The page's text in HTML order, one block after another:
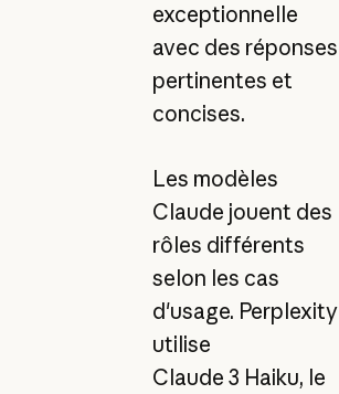
exceptionnelle
avec des réponses
pertinentes et
concises.
Les modèles
Claude jouent des
rôles différents
selon les cas
d'usage. Perplexity
utilise
Claude 3 Haiku, le